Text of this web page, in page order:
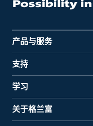
产品与服务
支持
学习
关于格兰富